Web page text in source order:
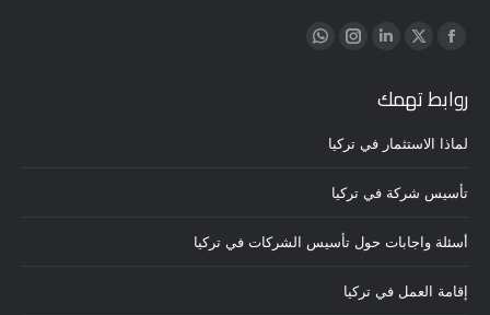
Find us on:
opens
in
window
opens
window
Linkedin
opens
window
Instagram
in
window
Whatsapp
روابط تهمك
لماذا الاستثمار في تركيا
تأسيس شركة في تركيا
أسئلة واجابات حول تأسيس الشركات في تركيا
إقامة العمل في تركيا